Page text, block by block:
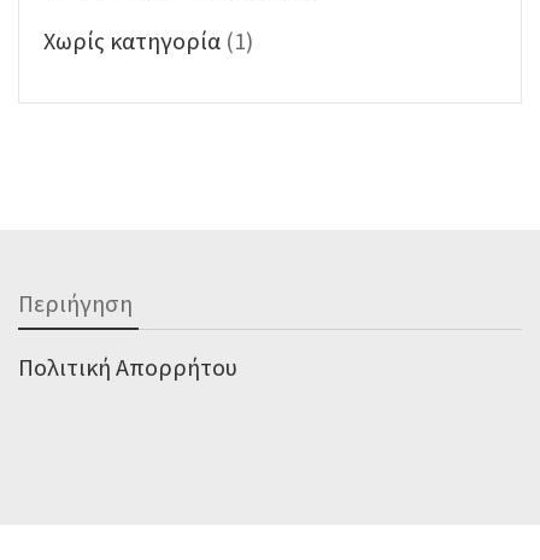
Χωρίς κατηγορία (1)
Περιήγηση
Πολιτική Απορρήτου